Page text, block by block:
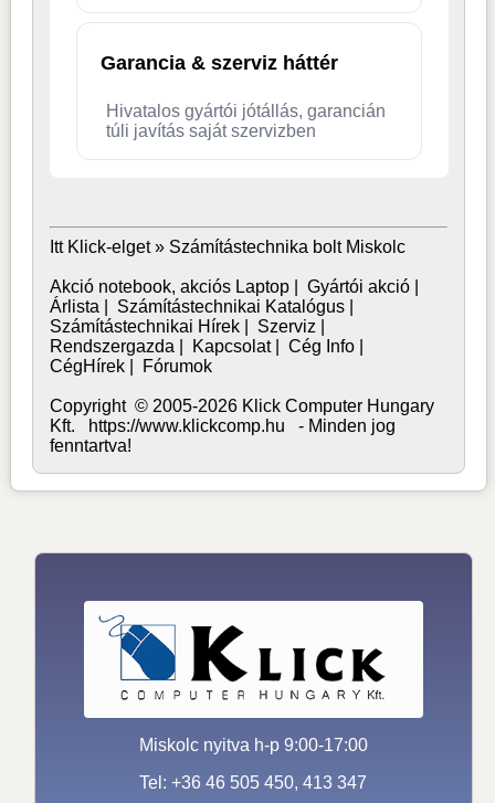
Garancia & szerviz háttér
Hivatalos gyártói jótállás, garancián
túli javítás saját szervizben
Itt Klick-elget » Számítástechnika bolt Miskolc
Akció notebook, akciós Laptop |Gyártói akció
Árlista
Számítástechnikai Katalógus
Számítástechnikai Hírek
Szerviz
Rendszergazda
Kapcsolat|Cég Info
CégHírek
Fórumok
Copyright © 2005-2026 Klick Computer Hungary
Kft. https://www.klickcomp.hu - Minden jog
fenntartva!
Miskolc nyitva h-p 9:00-17:00
Tel: +36 46 505 450, 413 347